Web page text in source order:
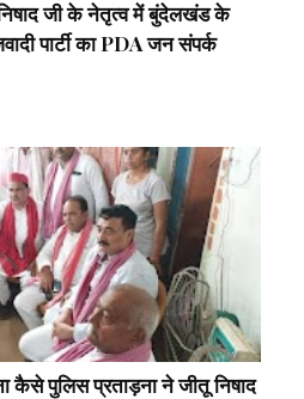
निषाद जी के नेतृत्व में बुंदेलखंड के
पार्टी का PDA जन संपर्क
कैसे पुलिस प्रताड़ना ने जीतू निषाद